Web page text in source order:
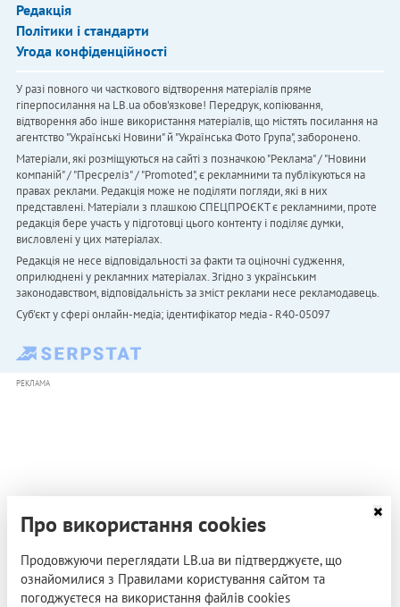
Редакція
Політики і стандарти
Угода конфіденційності
У разі повного чи часткового відтворення матеріалів пряме
гіперпосилання на LB.ua обов'язкове! Передрук, копіювання,
відтворення або інше використання матеріалів, що містять посилання на
агентство "Українськi Новини" й "Українська Фото Група", заборонено.
Матеріали, які розміщуються на сайті з позначкою "Реклама" / "Новини
компаній" / "Пресреліз" / "Promoted", є рекламними та публікуються на
правах реклами. Редакція може не поділяти погляди, які в них
представлені. Матеріали з плашкою СПЕЦПРОЄКТ є рекламними, проте
редакція бере участь у підготовці цього контенту і поділяє думки,
висловлені у цих матеріалах.
Редакція не несе відповідальності за факти та оціночні судження,
оприлюднені у рекламних матеріалах. Згідно з українським
законодавством, відповідальність за зміст реклами несе рекламодавець.
Cуб'єкт у сфері онлайн-медіа; ідентифікатор медіа - R40-05097
РЕКЛАМА
Про використання cookies
Продовжуючи переглядати LB.ua ви підтверджуєте, що
ознайомилися з Правилами користування сайтом та
погоджуєтеся на використання файлів cookies